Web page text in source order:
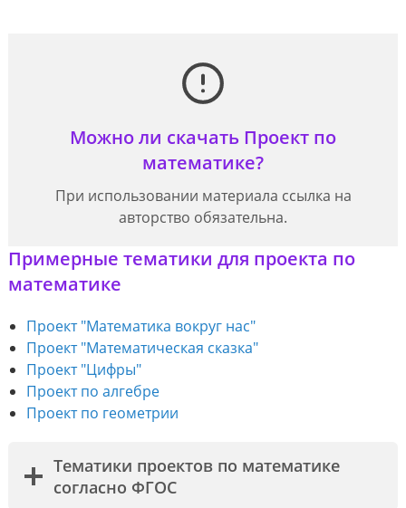
Можно ли скачать Проект по
математике?
При использовании материала ссылка на
авторство обязательна.
Примерные тематики для проекта по
математике
Проект "Математика вокруг нас"
Проект "Математическая сказка"
Проект "Цифры"
Проект по алгебре
Проект по геометрии
Тематики проектов по математике
согласно ФГОС